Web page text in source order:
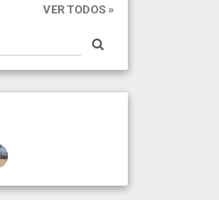
VER TODOS »